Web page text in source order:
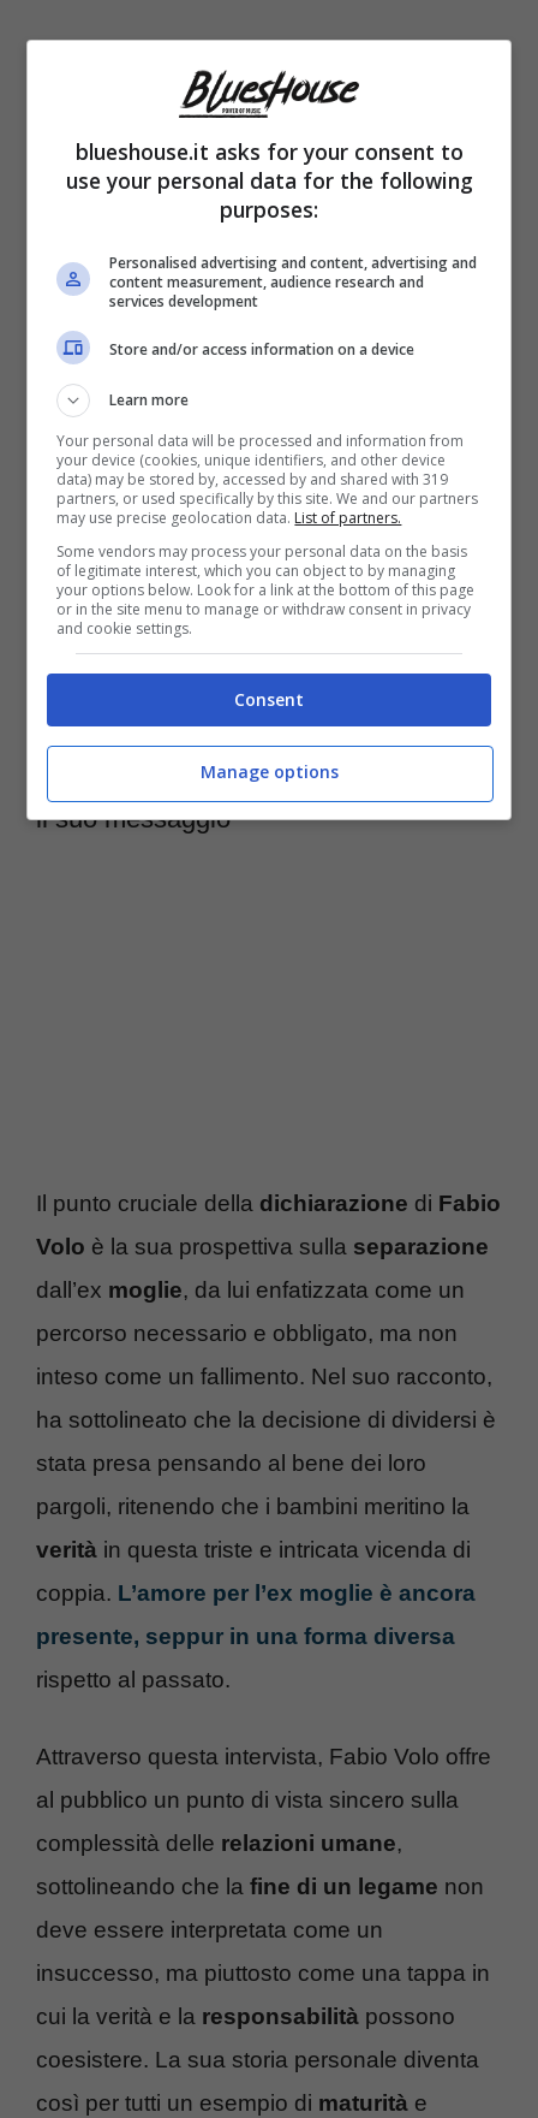
Nonostante lafine della relazione
Volo ha rivelato che non c’è stata alcuna
infedeltàda parte sua, smentendo voci e
motivo della rottura, ha spiegato, è stato
evitare il caos mediatico, una scelta
comprensibile data la sua visibilità pubblica.
Nel corso degli anni, nonostante la
separazione, Fabio Volo e Maggy hanno
mantenuto unrapportodi rispetto reciproco,
intraprendendo addirittura una vacanza
insieme in Amazzoniaper il bene dei loro
figli.
Fabio Volo e la fine della sua relazione
con l’ex moglie: cosa vuole trasmettere
il suo messaggio
Il punto cruciale della dichiarazione di Fabio
Volo è la sua prospettiva sulla separazione
dall’ex moglie, da lui enfatizzata come un
percorso necessario e obbligato, ma non
inteso come un fallimento. Nel suo racconto,
ha sottolineato che la decisione di dividersi è
stata presa pensando al bene dei loro
pargoli, ritenendo che i bambini meritino la
verità in questa triste e intricata vicenda di
coppia. L’amore per l’ex moglie è ancora
presente, seppur in una forma diversa
rispetto al passato.
Attraverso questa intervista, Fabio Volo offre
al pubblico un punto di vista sincero sulla
complessità delle relazioni umane,
sottolineando che la fine di un legame non
deve essere interpretata come un
insuccesso, ma piuttosto come una tappa in
cui la verità e la responsabilità possono
coesistere. La sua storia personale diventa
così per tutti un esempio di maturità e
blueshouse.it asks for your consent to
use your personal data for the following
purposes:
Personalised advertising and content, advertising and
content measurement, audience research and
services development
Store and/or access information on a device
Learn more
Your personal data will be processed and information from
your device (cookies, unique identifiers, and other device
data) may be stored by, accessed by and shared with 319
partners, or used specifically by this site. We and our partners
may use precise geolocation data. List of partners.
Some vendors may process your personal data on the basis
of legitimate interest, which you can object to by managing
your options below. Look for a link at the bottom of this page
or in the site menu to manage or withdraw consent in privacy
and cookie settings.
Consent
Manage options